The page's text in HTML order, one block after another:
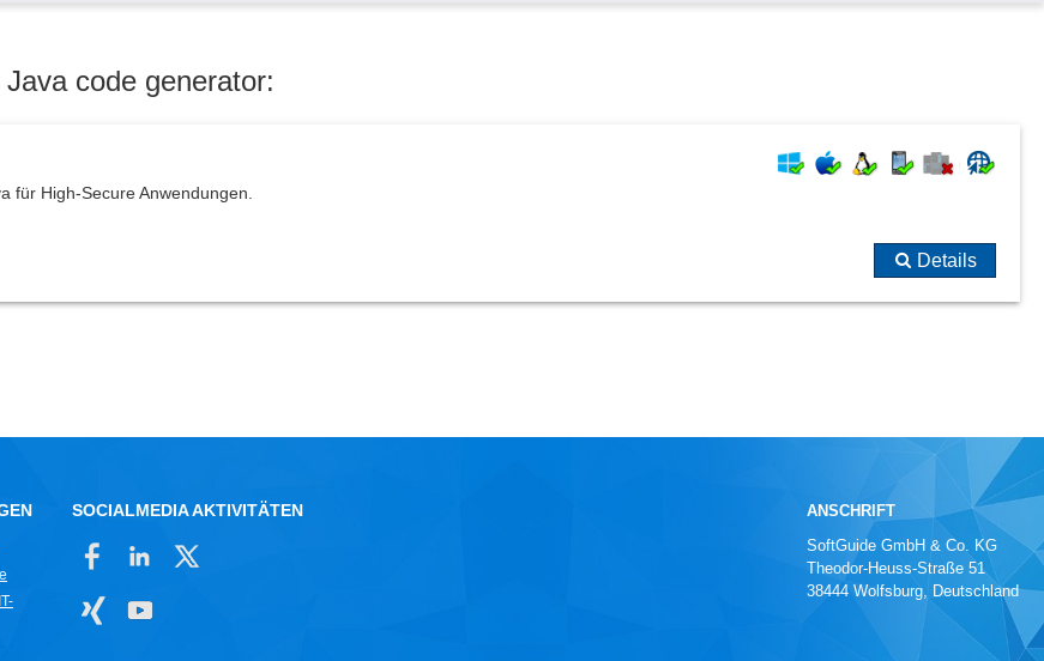
code generator:
für High-Secure Anwendungen.
Details
SOCIALMEDIA AKTIVITÄTEN
ANSCHRIFT
SoftGuide GmbH & Co. KG
Theodor-Heuss-Straße 51
38444 Wolfsburg, Deutschland